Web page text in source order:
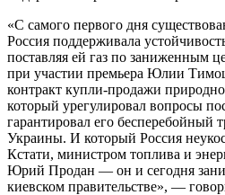
«С самого первого дня
Россия поддерживала
поставляя ей газ по заниженным
при участии премьера Юлии
контракт купли-продажи
который урегулировал вопросы
гарантировал его бесперебойный
Украины. И который Россия
Кстати, министром топлива и
Юрий Продан — он и сегодня
киевском правительстве», —